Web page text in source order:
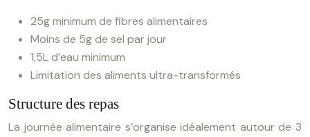
25g minimum de fibres alimentaires
Moins de 5g de sel par jour
1,5L d’eau minimum
Limitation des aliments ultra-transformés
Structure des repas
La journée alimentaire s’organise idéalement autour de 3